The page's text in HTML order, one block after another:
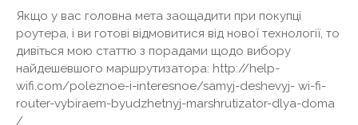
Якщо у вас головна мета заощадити при покупці
роутера, і ви готові відмовитися від нової технології, то
дивіться мою статтю з порадами щодо вибору
найдешевшого маршрутизатора: http://help-
wifi.com/poleznoe-i-interesnoe/samyj-deshevyj- wi-fi-
router-vybiraem-byudzhetnyj-marshrutizator-dlya-doma
/